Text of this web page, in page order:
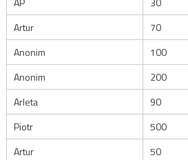
Artur
70
Anonim
100
Anonim
200
Arleta
90
Piotr
500
Artur
50